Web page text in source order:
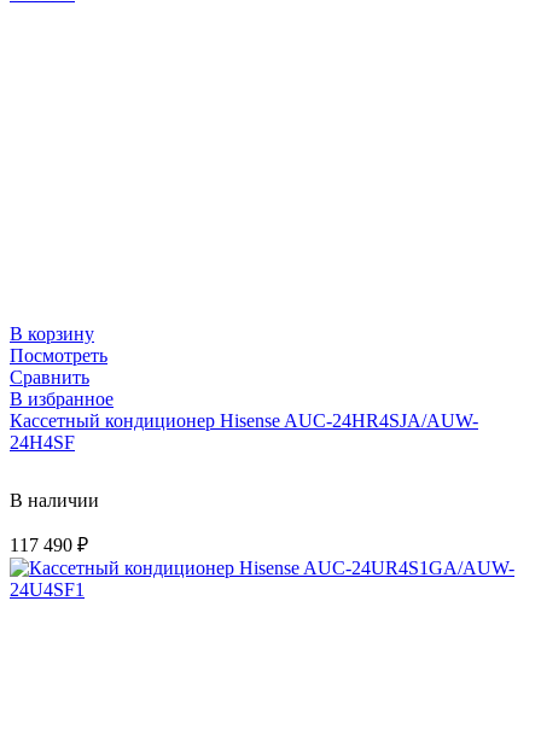
В корзину
Посмотреть
Сравнить
В избранное
Кассетный кондиционер Hisense AUC-24HR4SJA/AUW-
24H4SF
В наличии
117 490 ₽